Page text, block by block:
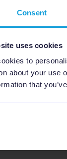
Consent
uses cookies
to
about your use
that